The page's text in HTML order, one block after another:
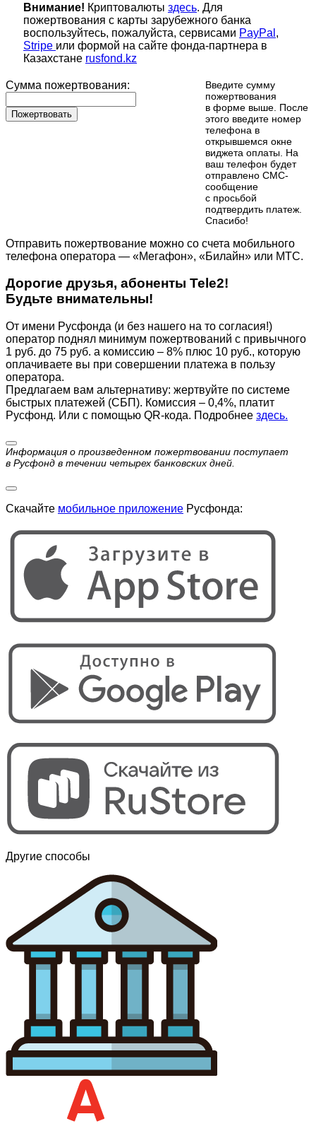
Внимание! Криптовалюты здесь. Для
пожертвования с карты зарубежного банка
воспользуйтесь, пожалуйста, сервисами PayPal ,
Stripe или формой на сайте фонда-партнера в
Казахстане rusfond.kz
Сумма пожертвования:
Пожертвовать
Введите сумму
пожертвования
в форме выше. После
этого введите номер
телефона в
открывшемся окне
виджета оплаты. На
ваш телефон будет
отправлено СМС-
сообщение
с просьбой
подтвердить платеж.
Cпасибо!
Отправить пожертвование можно со счета мобильного
телефона оператора — «Мегафон», «Билайн» или МТС.
Дорогие друзья, абоненты Tele2!
Будьте внимательны!
От имени Русфонда (и без нашего на то согласия!)
оператор поднял минимум пожертвований с привычного
1 руб. до 75 руб. а комиссию – 8% плюс 10 руб., которую
оплачиваете вы при совершении платежа в пользу
оператора.
Предлагаем вам альтернативу: жертвуйте по cистеме
быстрых платежей (СБП). Комиссия – 0,4%, платит
Русфонд. Или с помощью QR-кода. Подробнее здесь.
Информация о произведенном пожертвовании поступает
в Русфонд в течении четырех банковских дней.
Скачайте мобильное приложение Русфонда:
Другие способы